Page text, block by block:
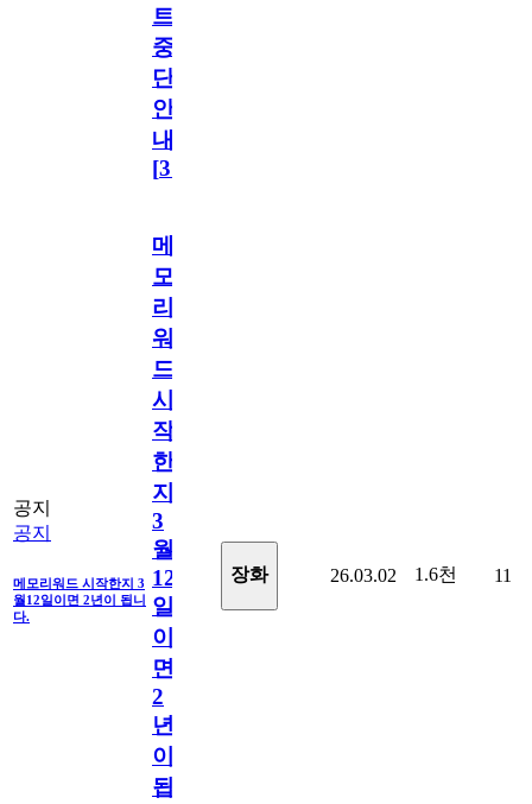
트
중
단
안
내
[31
공지
공지
메모리워드 시작한지 3
월12일이면 2년이 됩니
다.
메
모
리
워
드
시
작
한
지
3
월
12
일
이
면
2
년
이
됩
장화 26.03.02 1.6천 11